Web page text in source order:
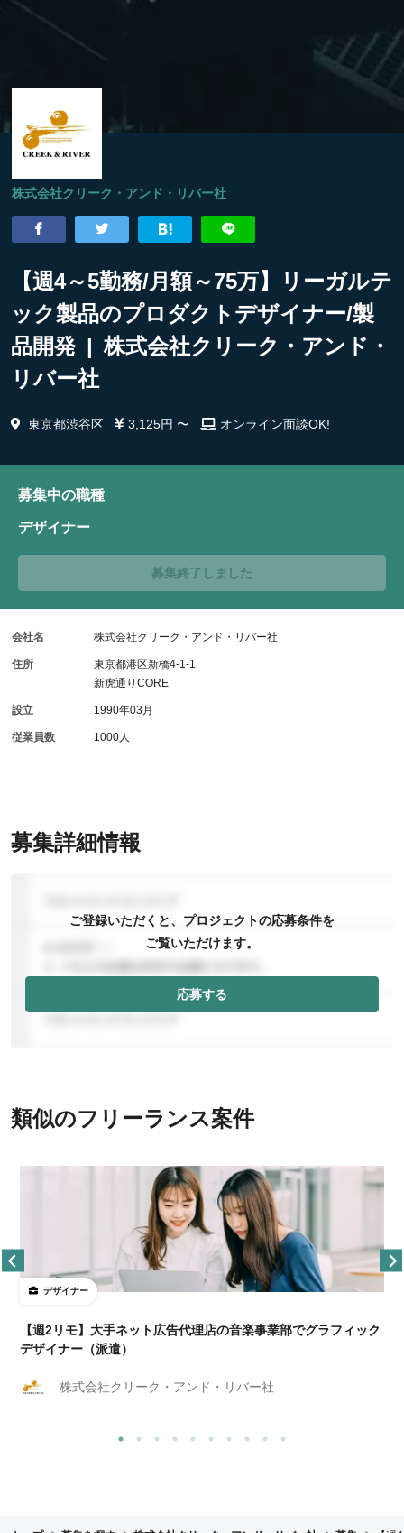
株式会社クリーク・アンド・リバー社
【週4～5勤務/月額～75万】リーガルテ
ック製品のプロダクトデザイナー/製
品開発 | 株式会社クリーク・アンド・
リバー社
東京都渋谷区 3,125円 〜 オンライン面談OK!
募集詳細情報
ご登録いただくと、プロジェクトの応募条件を
ご覧いただけます。
応募する
募集中の職種
デザイナー
募集終了しました
会社名 株式会社クリーク・アンド・リバー社
住所
東京都港区新橋4-1-1
新虎通りCORE
設立 1990年03月
従業員数 1000人
類似のフリーランス案件
デザイナー
【週2リモ】大手ネット広告代理店の音楽事業部でグラフィック
デザイナー（派遣）
株式会社クリーク・アンド・リバー社